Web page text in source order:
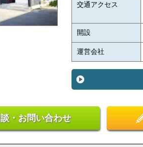
交通アクセス
開設
運営会社
・お問い合わせ